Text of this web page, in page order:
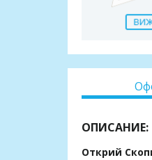
ОПИСАНИЕ:
Открий